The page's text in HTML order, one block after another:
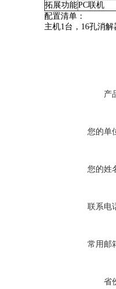
拓展功能PC联机
配置清单：
主机1台，16孔消
产
您的单
您的姓
联系电
常用邮
省